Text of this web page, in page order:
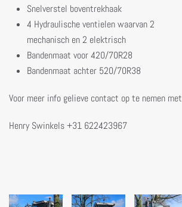
Snelverstel boventrekhaak
4 Hydraulische ventielen waarvan 2
mechanisch en 2 elektrisch
Bandenmaat voor 420/70R28
Bandenmaat achter 520/70R38
Voor meer info gelieve contact op te nemen met
Henry Swinkels +31 622423967